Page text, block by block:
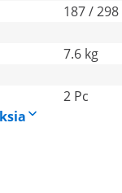
187 / 298
7.6 kg
2 Pc